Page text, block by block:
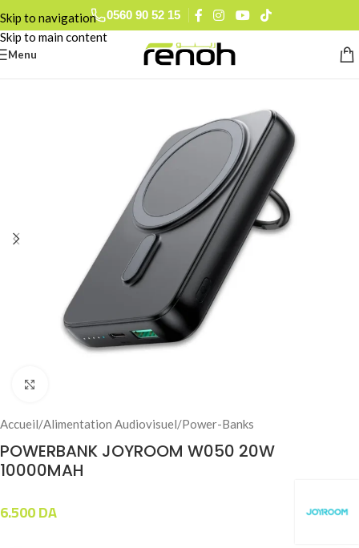
Skip to navigation
Skip to main content
0560 90 52 15
Menu
Accueil/Alimentation Audiovisuel/Power-Banks
POWERBANK JOYROOM W050 20W
10000MAH
6.500DA